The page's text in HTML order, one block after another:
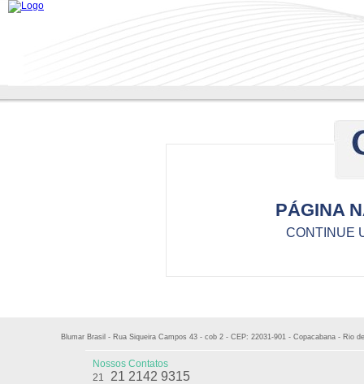
PÁGINA
CONTINUE
Blumar Brasil - Rua Siqueira Campos 43 - cob 2 - CEP: 22031-901 - Copacabana - Rio
Nossos Contatos
21
21 2142 9315